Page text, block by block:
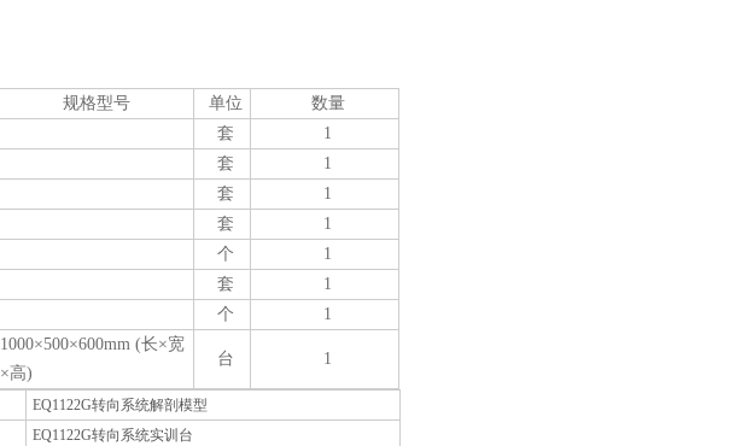
规格型号 单位
数量
套
1
套
1
套
1
套
1
个
1
套
1
个 1
1000×500×600mm (长×宽
×高)
台 1
EQ1122G转向系统解剖模型
EQ1122G转向系统实训台